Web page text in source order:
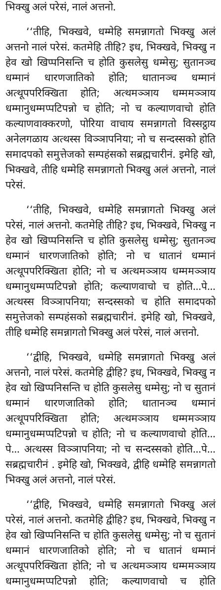
भिक्खु अलं परेसं, नालं अत्तनो.
‘‘तीहि, भिक्खवे, धम्मेहि समन्नागतो भिक्खु अलं
अत्तनो नालं परेसं. कतमेहि तीहि? इध, भिक्खवे, भिक्खु न
हेव खो खिप्पनिसन्ति च होति कुसलेसु धम्मेसु; सुतानञ्च
धम्मानं धारणजातिको होति; धातानञ्च धम्मानं
अत्थूपपरिक्खिता होति; अत्थमञ्ञाय धम्ममञ्ञाय
धम्मानुधम्मप्पटिपन्नो च होति; नो च कल्याणवाचो होति
कल्याणवाक्करणो, पोरिया वाचाय समन्नागतो विस्सट्ठाय
अनेलगळायअत्थस्स विञ्ञापनिया; नो च सन्दस्सको होति
समादपको समुत्तेजको सम्पहंसको सब्रह्मचारीनं. इमेहि खो,
भिक्खवे, तीहि धम्मेहि समन्नागतो भिक्खु अलं अत्तनो, नालं
परेसं.
‘‘तीहि, भिक्खवे, धम्मेहि समन्नागतो भिक्खु अलं
परेसं, नालं अत्तनो. कतमेहि तीहि? इध, भिक्खवे, भिक्खु न
हेव खो खिप्पनिसन्ति च होति कुसलेसु धम्मेसु; सुतानञ्च
धम्मानं धारणजातिको होति; नो च धातानं धम्मानं
अत्थूपपरिक्खिता होति; नो च अत्थमञ्ञाय धम्ममञ्ञाय
धम्मानुधम्मप्पटिपन्नो होति; कल्याणवाचो च होति…पे…
अत्थस्स विञ्ञापनिया; सन्दस्सको च होति समादपको
समुत्तेजको सम्पहंसको सब्रह्मचारीनं. इमेहि खो, भिक्खवे,
तीहि धम्मेहि समन्नागतो भिक्खु अलं परेसं, नालं अत्तनो.
‘‘द्वीहि, भिक्खवे, धम्मेहि समन्नागतो भिक्खु अलं
अत्तनो, नालं परेसं. कतमेहि द्वीहि? इध, भिक्खवे, भिक्खु न
हेव खो खिप्पनिसन्ति च होति कुसलेसु धम्मेसु; नो च सुतानं
धम्मानं धारणजातिको होति; धातानञ्च धम्मानं
अत्थूपपरिक्खिता होति; अत्थमञ्ञाय धम्ममञ्ञाय
धम्मानुधम्मप्पटिपन्नो च होति; नो च कल्याणवाचो होति…
पे… अत्थस्स विञ्ञापनिया; नो च सन्दस्सको होति…पे…
सब्रह्मचारीनं . इमेहि खो, भिक्खवे, द्वीहि धम्मेहि समन्नागतो
भिक्खु अलं अत्तनो, नालं परेसं.
‘‘द्वीहि, भिक्खवे, धम्मेहि समन्नागतो भिक्खु अलं
परेसं, नालं अत्तनो. कतमेहि द्वीहि? इध, भिक्खवे, भिक्खु न
हेव खो खिप्पनिसन्ति च होति कुसलेसु धम्मेसु; नो च सुतानं
धम्मानं धारणजातिको होति; नो च धातानं धम्मानं
अत्थूपपरिक्खिता होति; नो च अत्थमञ्ञाय धम्ममञ्ञाय
धम्मानुधम्मप्पटिपन्नो होति; कल्याणवाचो च होति